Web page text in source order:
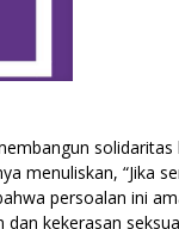
menuliskan, “Jika
persoalan ini
kekerasan